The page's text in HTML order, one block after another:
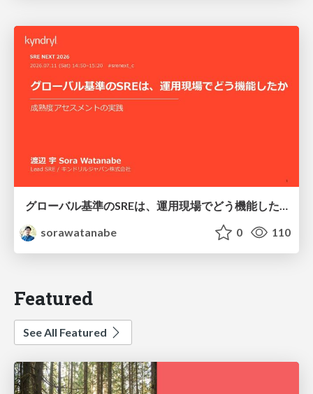
グローバル基準のSREは、運用現場でどう機能したか：成熟度アセスメントの実践 ／ SRE NEXT 2026
sorawatanabe
0 110
Featured
See All Featured